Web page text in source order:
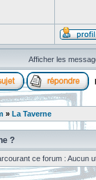
Afficher les
» La Taverne
?
ce forum : Aucun